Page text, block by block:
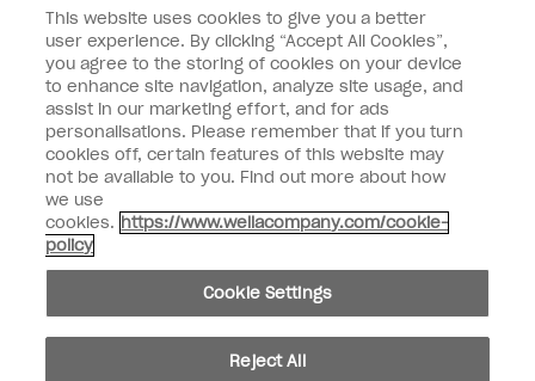
M'INSCRIRE
Informations clients
OPI & vous
instagramfacebook
Copyright 2026, Wella Operations US LLC. Tous droits réservés.
This website uses cookies to give you a better
user experience. By clicking “Accept All Cookies”,
you agree to the storing of cookies on your device
to enhance site navigation, analyze site usage, and
assist in our marketing effort, and for ads
personalisations. Please remember that if you turn
cookies off, certain features of this website may
not be available to you. Find out more about how
we use
cookies. https://www.wellacompany.com/cookie-
policy
Cookie Settings
Reject All